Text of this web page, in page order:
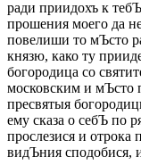
ради приидохъ к
прошения моего да
повелиши то мЪсто
князю, како ту
богородица со
московским и мЪсто
пресвятыя
ему сказа о себЪ по
прослезися и отрока
видЪния сподобися,